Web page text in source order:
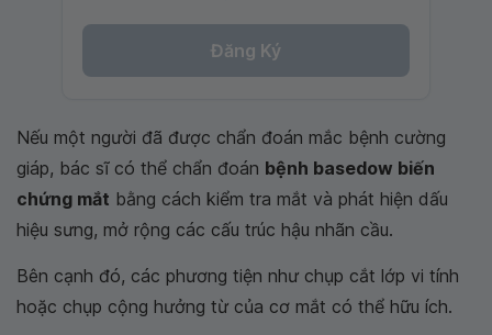
Đăng Ký
Nếu một người đã được chẩn đoán mắc bệnh cường
giáp, bác sĩ có thể chẩn đoán bệnh basedow biến
chứng mắt bằng cách kiểm tra mắt và phát hiện dấu
hiệu sưng, mở rộng các cấu trúc hậu nhãn cầu.
Bên cạnh đó, các phương tiện như chụp cắt lớp vi tính
hoặc chụp cộng hưởng từ của cơ mắt có thể hữu ích.